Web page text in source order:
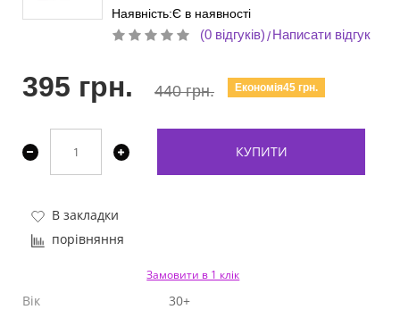
Наявність:Є в наявності
(0 відгуків)/Написати відгук
395 грн. 440 грн. Економія45 грн.
КУПИТИ
В закладки
порівняння
Замовити в 1 клік
Вік
30+